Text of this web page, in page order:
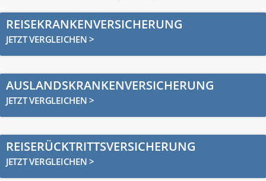
REISEKRANKENVERSICHERUNG
JETZT VERGLEICHEN >
AUSLANDSKRANKENVERSICHERUNG
JETZT VERGLEICHEN >
REISERÜCKTRITTSVERSICHERUNG
JETZT VERGLEICHEN >